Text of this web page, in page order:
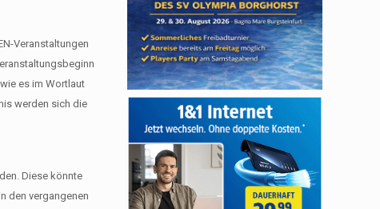
Veranstaltungen
es im Wortlaut
werden sich die
Diese könnte
den vergangenen